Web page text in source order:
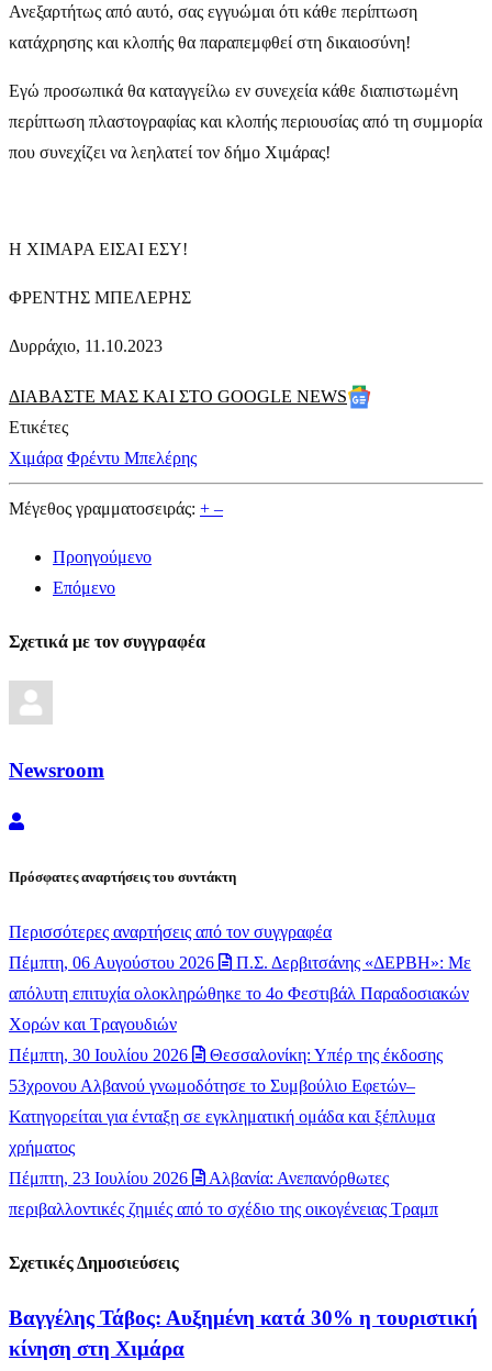
Ανεξαρτήτως από αυτό, σας εγγυώμαι ότι κάθε περίπτωση
κατάχρησης και κλοπής θα παραπεμφθεί στη δικαιοσύνη!
Εγώ προσωπικά θα καταγγείλω εν συνεχεία κάθε διαπιστωμένη
περίπτωση πλαστογραφίας και κλοπής περιουσίας από τη συμμορία
που συνεχίζει να λεηλατεί τον δήμο Χιμάρας!
Η ΧΙΜΑΡΑ ΕΙΣΑΙ ΕΣΥ!
ΦΡΕΝΤΗΣ ΜΠΕΛΕΡΗΣ
Δυρράχιο, 11.10.2023
ΔΙΑΒΑΣΤΕ ΜΑΣ ΚΑΙ ΣΤΟ GOOGLE NEWS
Ετικέτες
Χιμάρα Φρέντυ Μπελέρης
Μέγεθος γραμματοσειράς: + –
Προηγούμενο
Επόμενο
Σχετικά με τον συγγραφέα
Newsroom
Newsroom
Πρόσφατες αναρτήσεις του συντάκτη
Περισσότερες αναρτήσεις από τον συγγραφέα
Πέμπτη, 06 Αυγούστου 2026
Π.Σ. Δερβιτσάνης «ΔΕΡΒΗ»: Με
απόλυτη επιτυχία ολοκληρώθηκε το 4ο Φεστιβάλ Παραδοσιακών
Χορών και Τραγουδιών
Πέμπτη, 30 Ιουλίου 2026
Θεσσαλονίκη: Υπέρ της έκδοσης
53χρονου Αλβανού γνωμοδότησε το Συμβούλιο Εφετών–
Κατηγορείται για ένταξη σε εγκληματική ομάδα και ξέπλυμα
χρήματος
Πέμπτη, 23 Ιουλίου 2026
Αλβανία: Ανεπανόρθωτες
περιβαλλοντικές ζημιές από το σχέδιο της οικογένειας Τραμπ
Σχετικές Δημοσιεύσεις
Βαγγέλης Τάβος: Αυξημένη κατά 30% η τουριστική
κίνηση στη Χιμάρα